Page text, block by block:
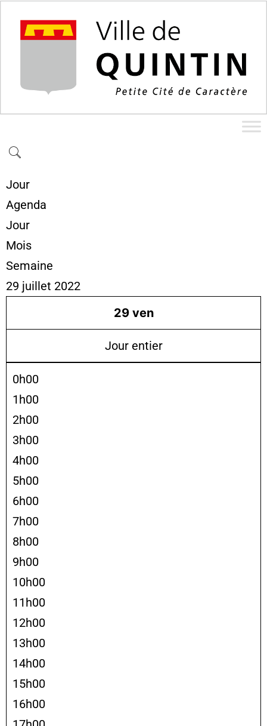
Jour
Agenda
Jour
Mois
Semaine
29 juillet 2022
29 ven
Jour entier
0h00
1h00
2h00
3h00
4h00
5h00
6h00
7h00
8h00
9h00
10h00
11h00
12h00
13h00
14h00
15h00
16h00